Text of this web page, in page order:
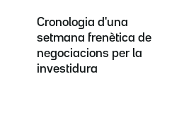
Cronologia d'una
setmana frenètica de
negociacions per la
investidura